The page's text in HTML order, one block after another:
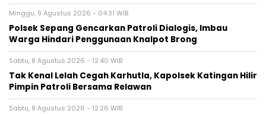
Minggu, 9 Agustus 2026 - 04:31 WIB
Polsek Sepang Gencarkan Patroli Dialogis, Imbau
Warga Hindari Penggunaan Knalpot Brong
Sabtu, 8 Agustus 2026 - 12:40 WIB
Tak Kenal Lelah Cegah Karhutla, Kapolsek Katingan Hilir
Pimpin Patroli Bersama Relawan
Sabtu, 8 Agustus 2026 - 12:26 WIB